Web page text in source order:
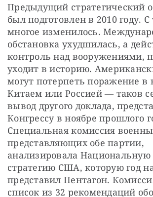
Предыдущий стратегический
был подготовлен в 2010 году. С
многое изменилось.
обстановка ухудшилась, а
контроль над вооружениями,
уходит в историю.
могут потерпеть поражение в
Китаем или Россией — таков
вывод другого доклада,
Конгрессу в ноябре прошлого
Специальная комиссия
представляющих обе партии,
анализировала
стратегию США, которую год
представил Пентагон.
список из 32 рекомендаций